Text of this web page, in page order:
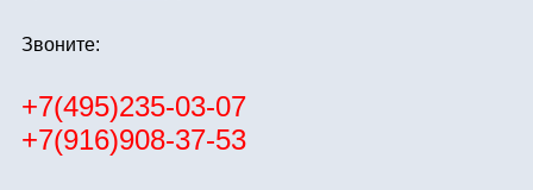
Звоните:
+7(495)235-03-07
+7(916)908-37-53